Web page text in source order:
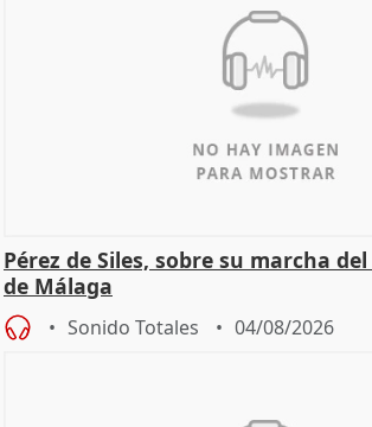
Pérez de Siles, sobre su marcha
de Málaga
Sonido Totales 04/08/2026